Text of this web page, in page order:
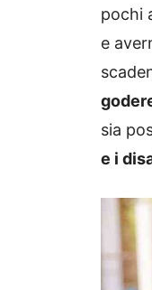
pochi
e
sia
e i